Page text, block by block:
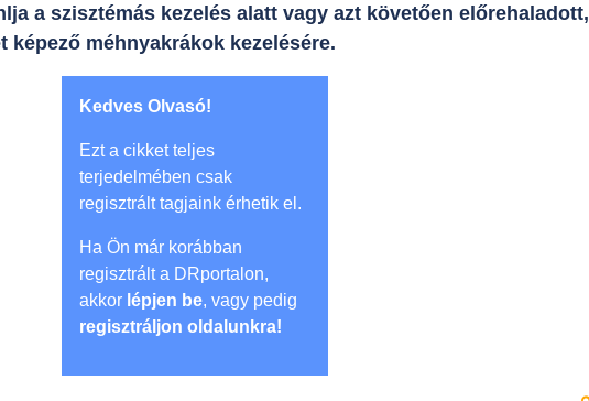
a szisztémás kezelés alatt vagy azt követően előrehaladott,
képező méhnyakrákok kezelésére.
Kedves Olvasó!
Ezt a cikket teljes
terjedelmében csak
regisztrált tagjaink érhetik el.
Ha Ön már korábban
regisztrált a DRportalon,
akkor lépjen be, vagy pedig
regisztráljon oldalunkra!